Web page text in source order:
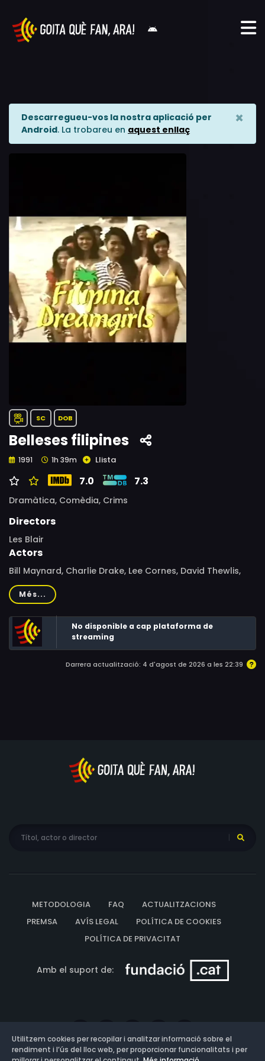
Descarregueu-vos la nostra aplicació per
Android. La trobareu en aquest enllaç
×
SC DOB
Belleses filipines
1991 1h 39m Llista
7.0 7.3
Dramàtica, Comèdia, Crims
Directors
Les Blair
Actors
Bill Maynard, Charlie Drake, Lee Cornes, David Thewlis,
Geoffrey Hutchings, Ray Gravell, Grace Amilbangsa,
Angie Castrence, Majesty Gaerlan, Max Phipps, Roxanne
Silverio, Andrea Arroyo, Sylvia Garde, Julieta Jiménez,
Ressie Manuel, Pita Liboro, Elsie Astete, Madonna de Vera,
Hermana Concepcion, Connie Chua, Marissa Aclan,
Daniel Galano
Més...
No disponible a cap plataforma de
streaming
Darrera actualització: 4 d'agost de 2026 a les 22:39
METODOLOGIA FAQ
ACTUALITZACIONS
PREMSA
AVÍS LEGAL
POLÍTICA DE COOKIES
POLÍTICA DE PRIVACITAT
Amb el suport de:
Utilitzem cookies per recopilar i analitzar informació sobre el
rendiment i l’ús del lloc web, per proporcionar funcionalitats i per